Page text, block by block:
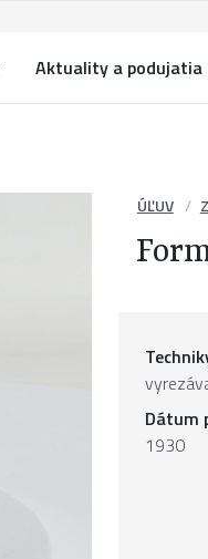
Aktuality a podujatia
ÚĽUV
Dátum
1930